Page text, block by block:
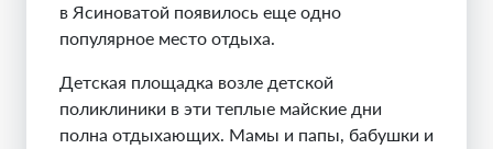
в Ясиноватой появилось еще одно
популярное место отдыха.
Детская площадка возле детской
поликлиники в эти теплые майские дни
полна отдыхающих. Мамы и папы, бабушки и